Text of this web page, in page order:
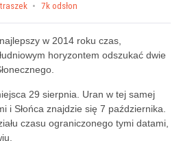
7k odsłon
w 2014 roku czas,
horyzontem odszukać dwie
29 sierpnia. Uran w tej samej
i Słońca znajdzie się 7 października.
czasu ograniczonego tymi datami,